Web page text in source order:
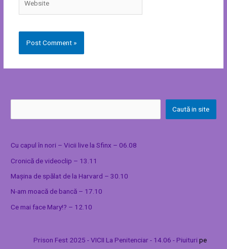
Caută in site
Cu capul în nori – Vicii live la Sfinx – 06.08
Cronică de videoclip – 13.11
Mașina de spălat de la Harvard – 30.10
N-am moacă de bancă – 17.10
Ce mai face Mary!? – 12.10
Prison Fest 2025 - VICII La Penitenciar - 14.06 - Piuituripe